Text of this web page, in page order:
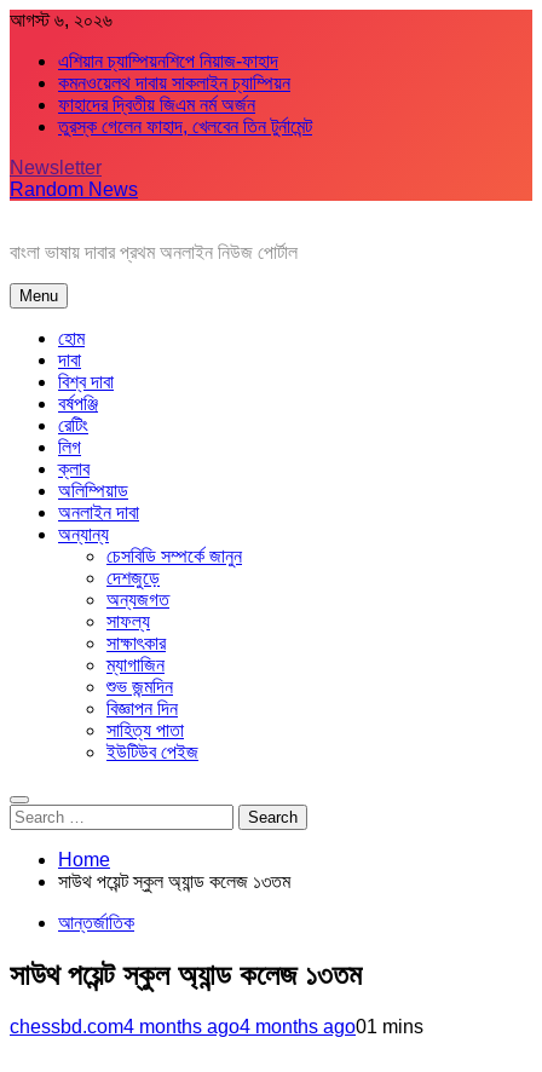
Skip
content
আগস্ট ৬, ২০২৬
এশিয়ান চ্যাম্পিয়নশিপে নিয়াজ-ফাহাদ
কমনওয়েলথ দাবায় সাকলাইন চ্যাম্পিয়ন
ফাহাদের দ্বিতীয় জিএম নর্ম অর্জন
তুরস্ক গেলেন ফাহাদ, খেলবেন তিন টুর্নামেন্ট
Newsletter
Random News
বাংলা ভাষায় দাবার প্রথম অনলাইন নিউজ পোর্টাল
Menu
হোম
দাবা
বিশ্ব দাবা
বর্ষপঞ্জি
রেটিং
লিগ
ক্লাব
অলিম্পিয়াড
অনলাইন দাবা
অন্যান্য
চেসবিডি সম্পর্কে জানুন
দেশজুড়ে
অন্যজগত
সাফল্য
সাক্ষাৎকার
ম্যাগাজিন
শুভ জন্মদিন
বিজ্ঞাপন দিন
সাহিত্য পাতা
ইউটিউব পেইজ
Search
for:
Home
সাউথ পয়েন্ট স্কুল অ্যান্ড কলেজ ১৩তম
আন্তর্জাতিক
সাউথ পয়েন্ট স্কুল অ্যান্ড কলেজ ১৩তম
chessbd.com4 months ago4 months ago01 mins